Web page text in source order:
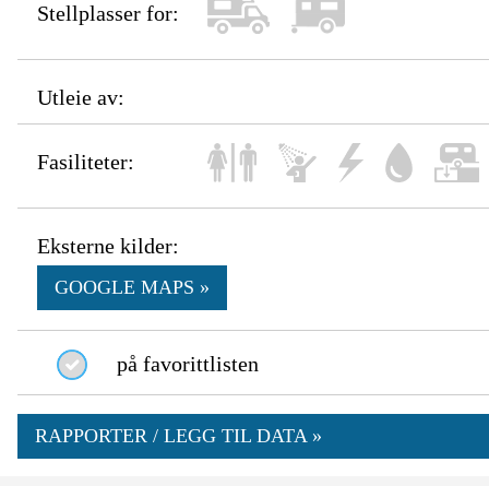
Stellplasser for:
Utleie av:
Fasiliteter:
Eksterne kilder:
GOOGLE MAPS »
på favorittlisten
RAPPORTER / LEGG TIL DATA »